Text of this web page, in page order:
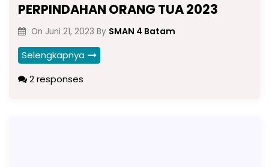
PERPINDAHAN ORANG TUA 2023
On Juni 21, 2023 By SMAN 4 Batam
Selengkapnya
2 responses